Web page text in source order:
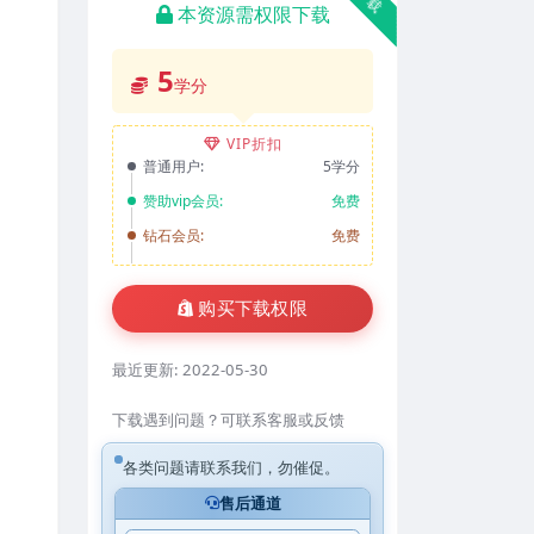
本资源需权限下载
5学分
VIP折扣
普通用户:
5学分
赞助vip会员:
免费
钻石会员:
免费
购买下载权限
最近更新: 2022-05-30
下载遇到问题？可联系客服或反馈
各类问题请联系我们，勿催促。
售后通道